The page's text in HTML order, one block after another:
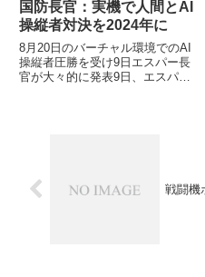
国防長官：実機で人間とAI
操縦者対決を2024年に
8月20日のバーチャル環境でのAI
操縦者圧勝を受け9日エスパー長
官が大々的に発表9日、エスパー
戦闘機